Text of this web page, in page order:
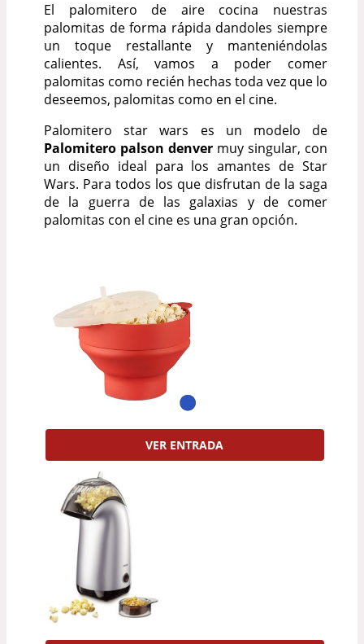
El palomitero de aire cocina nuestras
palomitas de forma rápida dandoles siempre
un toque restallante y manteniéndolas
calientes. Así, vamos a poder comer
palomitas como recién hechas toda vez que lo
deseemos, palomitas como en el cine.
Palomitero star wars es un modelo de
Palomitero palson denver muy singular, con
un diseño ideal para los amantes de Star
Wars. Para todos los que disfrutan de la saga
de la guerra de las galaxias y de comer
palomitas con el cine es una gran opción.
VER ENTRADA